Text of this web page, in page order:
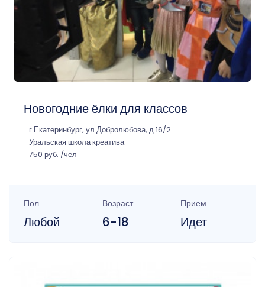
Новогодние ёлки для классов
г Екатеринбург, ул Добролюбова, д 16/2
Уральская школа креатива
750 руб. /чел
Пол
Любой
Возраст
6-18
Прием
Идет